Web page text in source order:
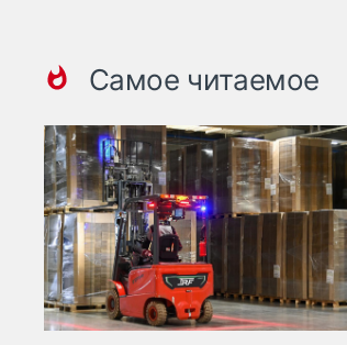
Самое читаемое